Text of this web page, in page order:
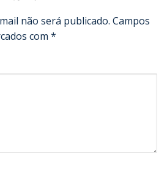
não será publicado. Campos
com *